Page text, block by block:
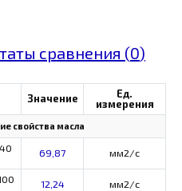
сравнения (0)
Значение
Ед.
измерения
свойства масла
69,87 мм2/с
12,24 мм2/с